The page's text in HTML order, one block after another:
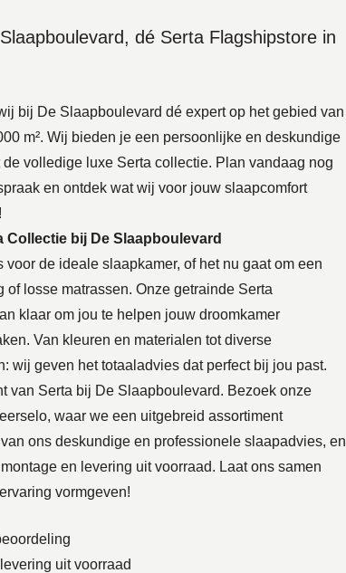
dé Serta Flagshipstore in
bij De Slaapboulevard dé expert op het gebied van
m². Wij bieden je een persoonlijke en deskundige
volledige luxe Serta collectie. Plan vandaag nog
en ontdek wat wij voor jouw slaapcomfort
Collectie bij De Slaapboulevard
voor de ideale slaapkamer, of het nu gaat om een
of losse matrassen. Onze getrainde Serta
klaar om jou te helpen jouw droomkamer
Van kleuren en materialen tot diverse
wij geven het totaaladvies dat perfect bij jou past.
van Serta bij De Slaapboulevard. Bezoek onze
waar we een uitgebreid assortiment
ons deskundige en professionele slaapadvies, en
en levering uit voorraad. Laat ons samen
vormgeven!
uit voorraad